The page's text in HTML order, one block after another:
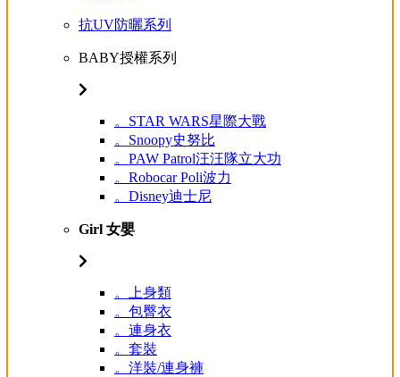
抗UV防曬系列
BABY授權系列
。STAR WARS星際大戰
。Snoopy史努比
。PAW Patrol汪汪隊立大功
。Robocar Poli波力
。Disney迪士尼
Girl 女嬰
。上身類
。包臀衣
。連身衣
。套裝
。洋裝/連身褲